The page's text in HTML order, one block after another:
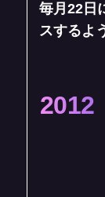
毎月22日
スするよ
2012